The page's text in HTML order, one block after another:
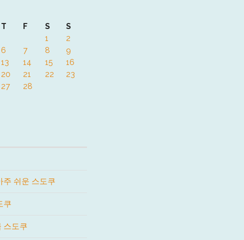
T F S
S
1
2
6 7 8
9
13 14 15
16
20 21 22
23
27 28
주 쉬운 스도쿠
쿠
스도쿠